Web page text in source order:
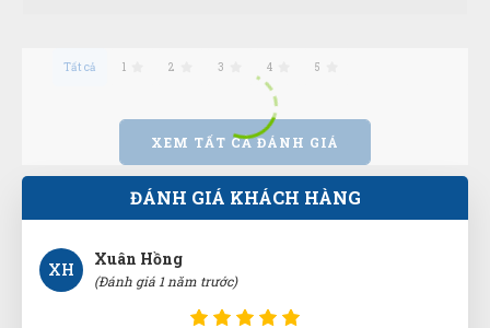
Tất cả 1 2 3 4 5
XEM TẤT CẢ ĐÁNH GIÁ
ĐÁNH GIÁ KHÁCH HÀNG
Thái Quý
Sản phẩm đúng đẹp và chất lượng
XH
Xuân Hồng
(Đánh giá 1 năm trước)